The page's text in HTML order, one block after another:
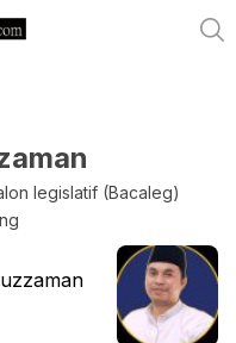
legislatif (Bacaleg)